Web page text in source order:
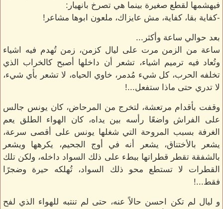
فيهشمها لقطع صغيرة بينما هي تصرخ بانهيار:
-كفاية بقا، كفاية، مش عايزاك، ملعون ابوها مشاعر!
بعد حوالي ساعة وأكثر...
ساعة من الزمن مرت على ليال كزمن، زمن تُهدم فيه اشياء
وتُعاد فيه ترميم اشياء، تشعر أن داخلها أصبح كالخراب الذي
تخلفه الحرب، كل شيء مُدمر، خاوي الحياه، لا تشعر بأي شيء،
لا تدري حتى ماذا ستفعل...!
وقفت بأقدام مرتعشة، لتخرج من المرحاض، كان يونس جالس
على الفراش واضعًا رأسه بين يداه، كان الهواء الطلق يعم
الغرفة بسبب المروحة التي شغلها يونس على أقصى سرعة،
يشعر بالأختناق، يشعر أنه في أوج الجحيم، يكرهها ويشعر
بالشفقة تقطر قطراتها ببطء على ذلك السواد داخله، ولكن تلك
القطرات لا تستطع محو ذلك السواد، تُهلكه حيرة وضجرًا
فقط...!
و ليال لم تكن احسن حالاً عنه، حتى لم تنتبه للهواء الذي لفح